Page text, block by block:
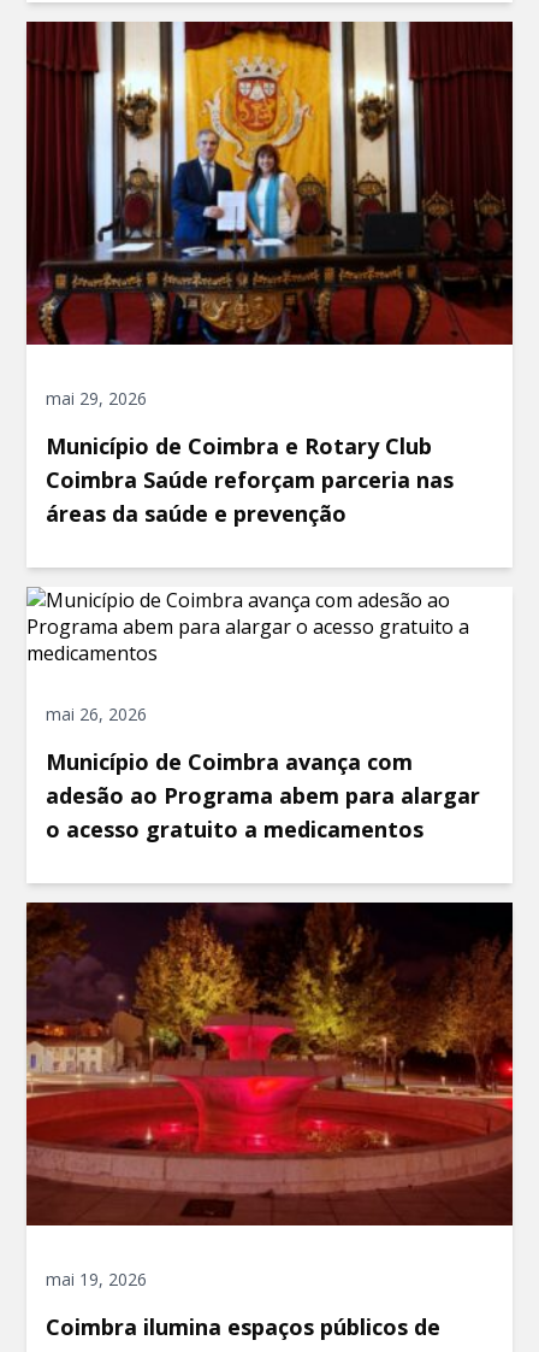
mai 29, 2026
Município de Coimbra e Rotary Club
Coimbra Saúde reforçam parceria nas
áreas da saúde e prevenção
mai 26, 2026
Município de Coimbra avança com
adesão ao Programa abem para alargar
o acesso gratuito a medicamentos
mai 19, 2026
Coimbra ilumina espaços públicos de